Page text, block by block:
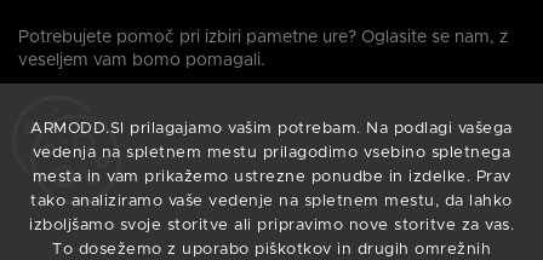
ARMODD.SI prilagajamo vašim potrebam. Na podlagi vašega
vedenja na spletnem mestu prilagodimo vsebino spletnega
mesta in vam prikažemo ustrezne ponudbe in izdelke. Prav
tako analiziramo vaše vedenje na spletnem mestu, da lahko
izboljšamo svoje storitve ali pripravimo nove storitve za vas.
To dosežemo z uporabo piškotkov in drugih omrežnih
Potrebujete pomoč pri izbiri pametne ure? Oglasite se nam, z
veseljem vam bomo pomagali.
Pokličite nas: Pon–pet: 08:00–16:00
info@armodd.si
Odgovorili vam bomo v 24 urah.